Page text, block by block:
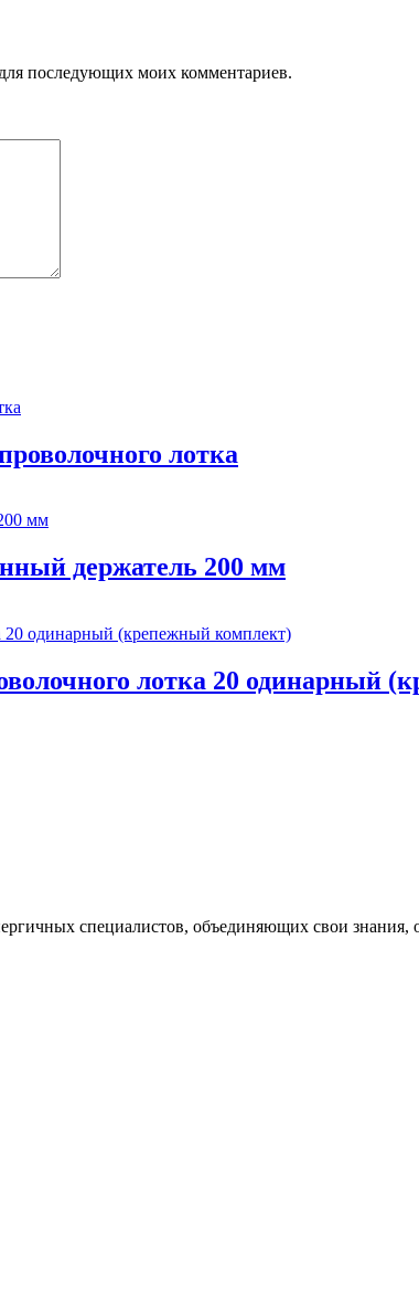
последующих моих комментариев.
лотка
держатель 200 мм
лотка 20 одинарный
специалистов, объединяющих свои знания,